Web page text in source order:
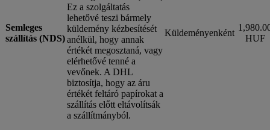
Semleges
szállítás (NDS)
Ez a szolgáltatás
lehetővé teszi bármely
küldemény kézbesítését
anélkül, hogy annak
értékét megosztaná, vagy
elérhetővé tenné a
vevőnek. A DHL
biztosítja, hogy az áru
értékét feltáró papírokat a
szállítás előtt eltávolítsák
a szállítmányból.
Küldeményenként
HUF